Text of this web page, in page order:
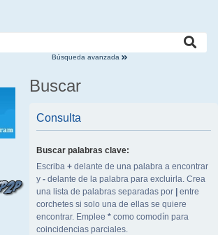
Búsqueda avanzada
Buscar
Consulta
Buscar palabras clave:
Escriba + delante de una palabra a encontrar
y - delante de la palabra para excluirla. Crea
una lista de palabras separadas por
entre
corchetes si solo una de ellas se quiere
encontrar. Emplee * como comodín para
coincidencias parciales.